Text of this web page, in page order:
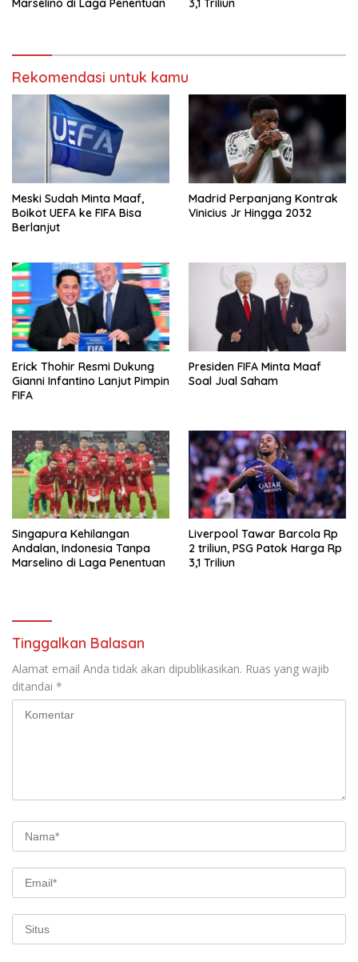
Marselino di Laga Penentuan 3,1 Triliun
Rekomendasi untuk kamu
Meski Sudah Minta Maaf,
Boikot UEFA ke FIFA Bisa
Berlanjut
Madrid Perpanjang Kontrak
Vinicius Jr Hingga 2032
Erick Thohir Resmi Dukung
Gianni Infantino Lanjut Pimpin
FIFA
Presiden FIFA Minta Maaf
Soal Jual Saham
Singapura Kehilangan
Andalan, Indonesia Tanpa
Marselino di Laga Penentuan
Liverpool Tawar Barcola Rp
2 triliun, PSG Patok Harga Rp
3,1 Triliun
Tinggalkan Balasan
Alamat email Anda tidak akan dipublikasikan. Ruas yang wajib
ditandai *